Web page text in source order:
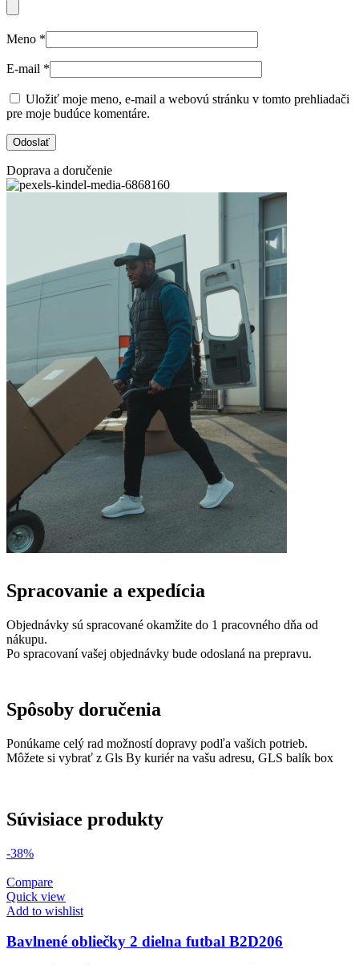
Meno *
E-mail *
Uložiť moje meno, e-mail a webovú stránku v tomto prehliadači
pre moje budúce komentáre.
Doprava a doručenie
Spracovanie a expedícia
Objednávky sú spracované okamžite do 1 pracovného dňa od
nákupu.
Po spracovaní vašej objednávky bude odoslaná na prepravu.
Spôsoby doručenia
Ponúkame celý rad možností dopravy podľa vašich potrieb.
Môžete si vybrať z Gls By kuriér na vašu adresu, GLS balík box
Súvisiace produkty
-38%
Compare
Quick view
Add to wishlist
Bavlnené obliečky 2 dielna futbal B2D206